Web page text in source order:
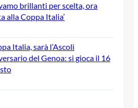
brillanti per scelta, ora
alla Coppa Italia’
Italia, sarà l’Ascoli
del Genoa: si gioca il 16